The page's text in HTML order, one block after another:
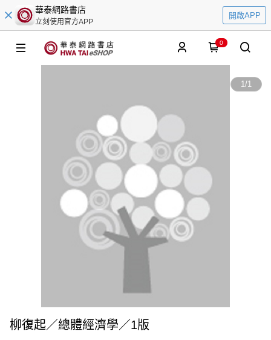
華泰網路書店
立刻使用官方APP
開啟APP
0
1/1
柳復起／總體經濟學／1版